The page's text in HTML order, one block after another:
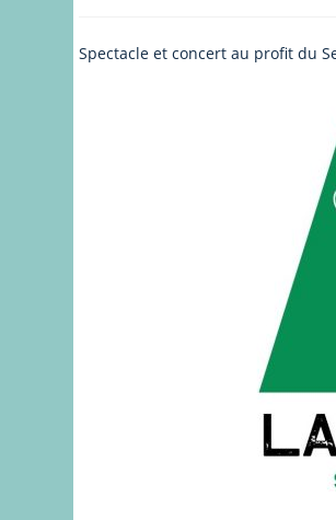
publication :
Spectacle et concert au profit du